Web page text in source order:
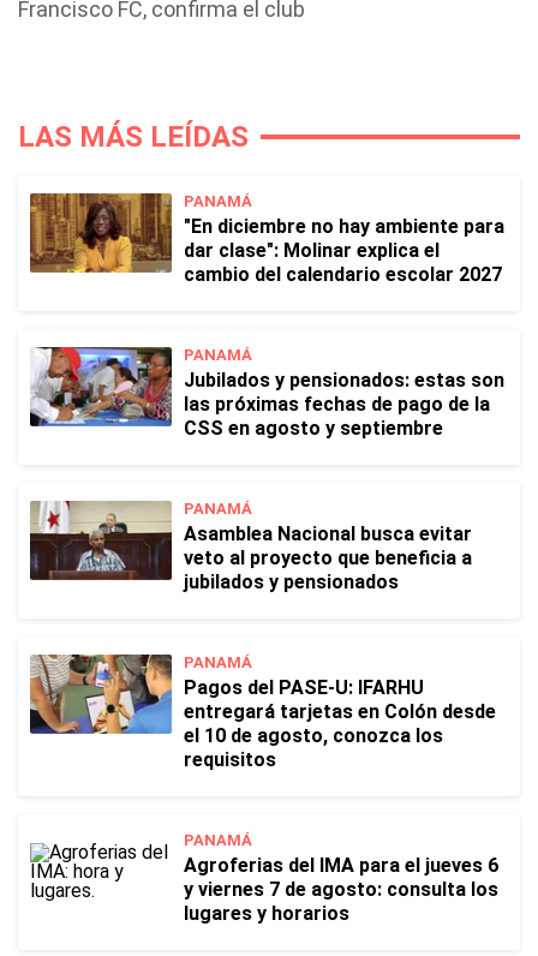
Francisco FC, confirma el club
LAS MÁS LEÍDAS
PANAMÁ
"En diciembre no hay ambiente para
dar clase": Molinar explica el
cambio del calendario escolar 2027
PANAMÁ
Jubilados y pensionados: estas son
las próximas fechas de pago de la
CSS en agosto y septiembre
PANAMÁ
Asamblea Nacional busca evitar
veto al proyecto que beneficia a
jubilados y pensionados
PANAMÁ
Pagos del PASE-U: IFARHU
entregará tarjetas en Colón desde
el 10 de agosto, conozca los
requisitos
PANAMÁ
Agroferias del IMA para el jueves 6
y viernes 7 de agosto: consulta los
lugares y horarios